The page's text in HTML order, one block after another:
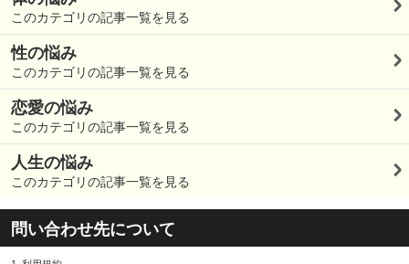
このカテゴリの記事一覧を見る
性の悩み
このカテゴリの記事一覧を見る
恋愛の悩み
このカテゴリの記事一覧を見る
人生の悩み
このカテゴリの記事一覧を見る
問い合わせ先について